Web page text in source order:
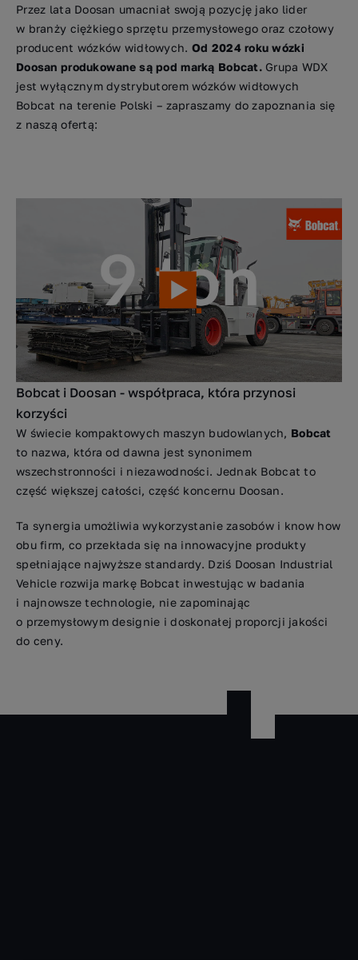
Przez lata Doosan umacniał swoją pozycję jako lider
w branży ciężkiego sprzętu przemysłowego oraz czołowy
producent wózków widłowych. Od 2024 roku wózki
Doosan produkowane są pod marką Bobcat.Grupa WDX
jest wyłącznym dystrybutorem wózków widłowych
Bobcat na terenie Polski – zapraszamy do zapoznania się
z naszą ofertą:
Bobcat i Doosan - współpraca, która przynosi
korzyści
W świecie kompaktowych maszyn budowlanych, Bobcat
to nazwa, która od dawna jest synonimem
wszechstronności i niezawodności. Jednak Bobcat to
część większej całości, część koncernu Doosan.
Ta synergia umożliwia wykorzystanie zasobów i know how
obu firm, co przekłada się na innowacyjne produkty
spełniające najwyższe standardy. Dziś Doosan Industrial
Vehicle rozwija markę Bobcat inwestując w badania
i najnowsze technologie, nie zapominając
o przemysłowym designie i doskonałej proporcji jakości
do ceny.